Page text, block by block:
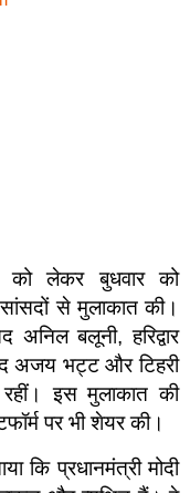
को लेकर बुधवार को
से मुलाकात की।
अनिल बलूनी, हरिद्वार
अजय भट्ट और टिहरी
रहीं। इस मुलाकात की
पर भी शेयर की।
कि प्रधानमंत्री मोदी